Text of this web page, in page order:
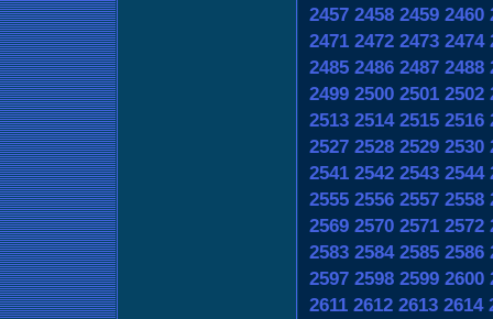
2457 2458 2459 2460
2471 2472 2473 2474
2485 2486 2487 2488
2499 2500 2501 2502
2513 2514 2515 2516
2527 2528 2529 2530
2541 2542 2543 2544
2555 2556 2557 2558
2569 2570 2571 2572
2583 2584 2585 2586
2597 2598 2599 2600
2611 2612 2613 2614